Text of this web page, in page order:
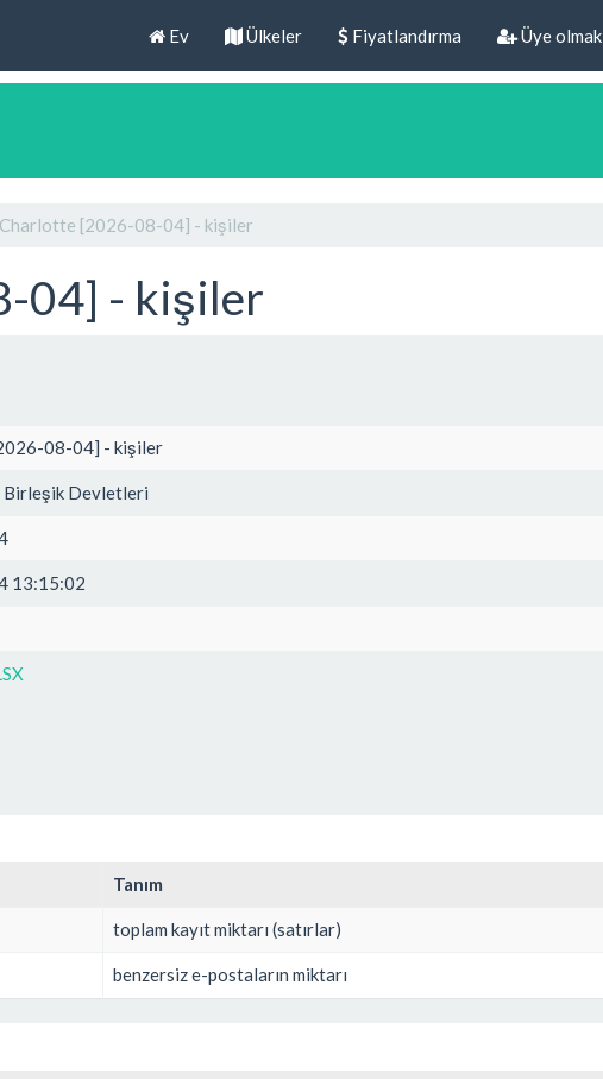
Ev Ülkeler Fiyatlandırma Üye olmak
Charlotte [2026-08-04] - kişiler
04] - kişiler
08-04] - kişiler
Birleşik Devletleri
13:15:02
Tanım
toplam kayıt miktarı (satırlar)
benzersiz e-postaların miktarı